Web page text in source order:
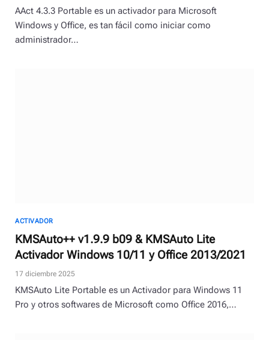
AAct 4.3.3 Portable es un activador para Microsoft
Windows y Office, es tan fácil como iniciar como
administrador…
ACTIVADOR
KMSAuto++ v1.9.9 b09 & KMSAuto Lite
Activador Windows 10/11 y Office 2013/2021
17 diciembre 2025
KMSAuto Lite Portable es un Activador para Windows 11
Pro y otros softwares de Microsoft como Office 2016,…